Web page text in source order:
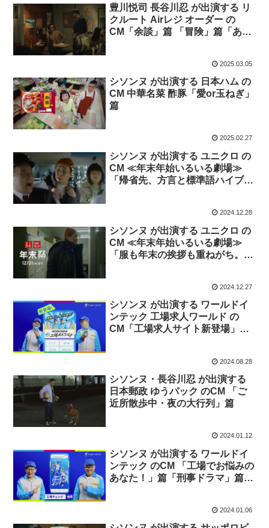
豊川悦司 長谷川忍 が出演する リ
クルート Airレジ オーダー の
CM「余談」篇 「冒険」篇「あり
2025.03.05
シソンヌ が出演する 日本ハム の
CM 中華名菜 酢豚「愛or玉ねぎ」
篇
2025.02.27
シソンヌ が出演する ユニクロ の
CM ≪年末年始いるいる劇場≫
「帰省先、方言と標準語ハイブリ
2024.12.28
シソンヌ が出演する ユニクロ の
CM ≪年末年始いるいる劇場≫
「服も年末の挨拶も重ねがち。」
2024.12.27
シソンヌ が出演する ワールドイ
ンテック 工場求人ワールド の
CM「工場求人サイト新登場」篇
2024.08.28
シソンヌ・長谷川忍 が出演する
日本郵政 ゆうパック のCM 「ご
近所散歩中・夜の大行列」篇
2024.01.12
シソンヌ が出演する ワールドイ
ンテック のCM 「工場でお悩みの
あなた！」篇「刑事ドラマ」篇
2024.01.06